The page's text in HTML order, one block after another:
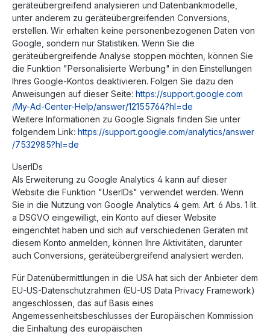
geräteübergreifend analysieren und Datenbankmodelle,
unter anderem zu geräteübergreifenden Conversions,
erstellen. Wir erhalten keine personenbezogenen Daten von
Google, sondern nur Statistiken. Wenn Sie die
geräteübergreifende Analyse stoppen möchten, können Sie
die Funktion "Personalisierte Werbung" in den Einstellungen
Ihres Google-Kontos deaktivieren. Folgen Sie dazu den
Anweisungen auf dieser Seite: https://support.google.com
/My-Ad-Center-Help/answer/12155764?hl=de
Weitere Informationen zu Google Signals finden Sie unter
folgendem Link: https://support.google.com/analytics/answer
/7532985?hl=de
UserIDs
Als Erweiterung zu Google Analytics 4 kann auf dieser
Website die Funktion "UserIDs" verwendet werden. Wenn
Sie in die Nutzung von Google Analytics 4 gem. Art. 6 Abs. 1 lit.
a DSGVO eingewilligt, ein Konto auf dieser Website
eingerichtet haben und sich auf verschiedenen Geräten mit
diesem Konto anmelden, können Ihre Aktivitäten, darunter
auch Conversions, geräteübergreifend analysiert werden.
Für Datenübermittlungen in die USA hat sich der Anbieter dem
EU-US-Datenschutzrahmen (EU-US Data Privacy Framework)
angeschlossen, das auf Basis eines
Angemessenheitsbeschlusses der Europäischen Kommission
die Einhaltung des europäischen